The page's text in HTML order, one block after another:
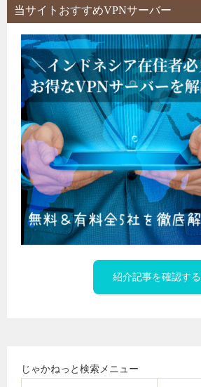
当サイトおすすめVPNサーバー
紹介記事を確認する
じゃかねっと検索メニュー